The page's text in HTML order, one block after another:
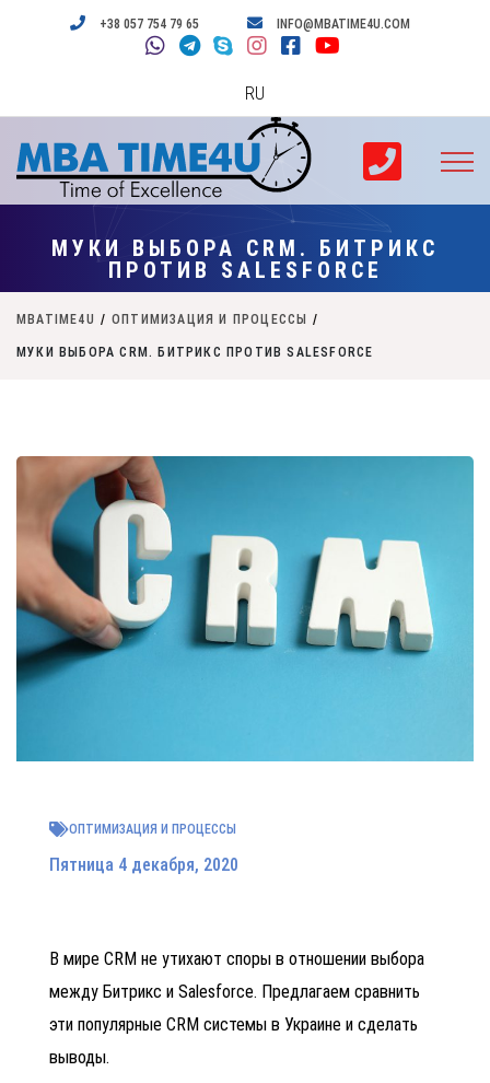
+38 057 754 79 65 INFO@MBATIME4U.COM
RU
МУКИ ВЫБОРА CRM. БИТРИКС
ПРОТИВ SALESFORCE
MBATIME4U / ОПТИМИЗАЦИЯ И ПРОЦЕССЫ /
МУКИ ВЫБОРА CRM. БИТРИКС ПРОТИВ SALESFORCE
ОПТИМИЗАЦИЯ И ПРОЦЕССЫ
Пятница 4 декабря, 2020
В мире CRM не утихают споры в отношении выбора
между Битрикс и Salesforce. Предлагаем сравнить
эти популярные CRM системы в Украине и сделать
выводы.